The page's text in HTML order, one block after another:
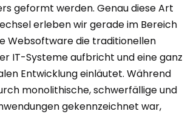
geformt werden. Genau diese Art
erleben wir gerade im Bereich
Websoftware die traditionellen
IT-Systeme aufbricht und eine ganz
Entwicklung einläutet. Während
monolithische, schwerfällige und
gekennzeichnet war,